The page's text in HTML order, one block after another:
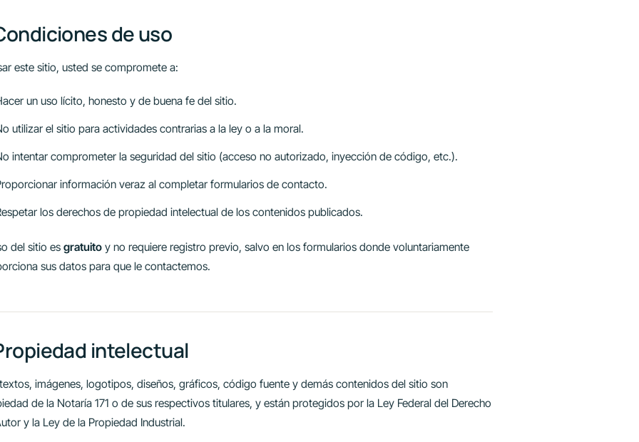
de uso
este sitio, usted se compromete a:
un uso lícito, honesto y de buena fe del sitio.
utilizar el sitio para actividades contrarias a la ley o a la moral.
intentar comprometer la seguridad del sitio (acceso no autorizado, inyección de código, etc.).
información veraz al completar formularios de contacto.
los derechos de propiedad intelectual de los contenidos publicados.
del sitio esgratuito y no requiere registro previo, salvo en los formularios donde voluntariamente
sus datos para que le contactemos.
intelectual
imágenes, logotipos, diseños, gráficos, código fuente y demás contenidos del sitio son
de la Notaría 171 o de sus respectivos titulares, y están protegidos por la Ley Federal del Derecho
y la Ley de la Propiedad Industrial.